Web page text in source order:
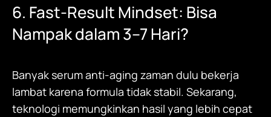
6. Fast-Result Mindset: Bisa
Nampak dalam 3–7 Hari?
Banyak serum anti-aging zaman dulu bekerja
lambat karena formula tidak stabil. Sekarang,
teknologi memungkinkan hasil yang lebih cepat